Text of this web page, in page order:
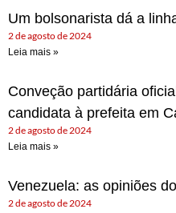
Um bolsonarista dá a
2 de agosto de 2024
Leia mais »
Conveção partidária
candidata à prefeita em
2 de agosto de 2024
Leia mais »
Venezuela: as opiniões
2 de agosto de 2024